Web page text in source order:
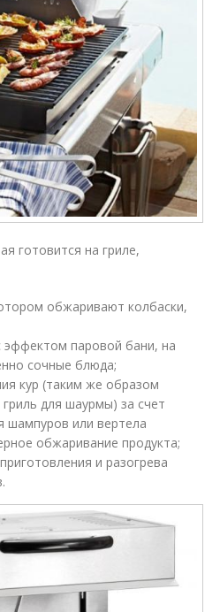
готовится на гриле,
обжаривают колбаски,
эффектом паровой бани, на
сочные блюда;
кур (таким же образом
для шаурмы) за счет
шампуров или вертела
обжаривание продукта;
и разогрева